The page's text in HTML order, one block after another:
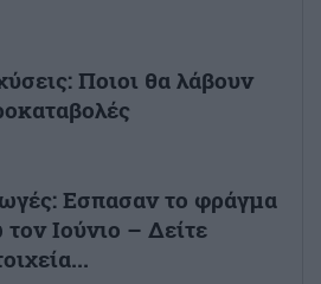
Ποιοι θα λάβουν
Εσπασαν το φράγμα
Ιούνιο – Δείτε